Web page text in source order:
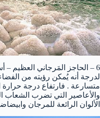
6 – الحاجز المَرجاني العظيم –
لدرجة أنه يُمكن رؤيته من
متسارعة . فارتفاع درجة حرارة
والأعاصير التي تضرب الشعاب
الألوان الرائعة للمرجان